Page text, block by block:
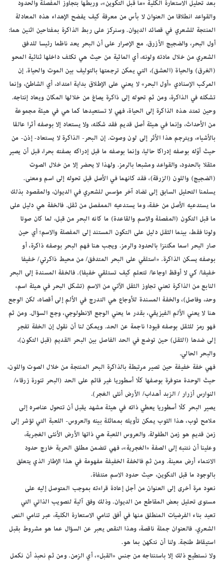
بعد تحليل الاستعارة الكلية «ما قبل التكوين»، وربطها بتجاوز المفصلة والحدود
والقواعد انطلاقا من العنوان لا بأس من معرفة كيف يفضح الإهداء هذه المعادلة
المنتجة للشعري في قصائد الديوان. وسنركز على ربط الذاكرة بمفتاحين اثنين هما:
أول البحر، والضجيج الأزرق. مع الإصرار على أن البحر يعد ناظما رئيسا للدفق
الشعري من خلال مادته ولونه، أي المائية من حيث هي تكثف داخلها ثنائية المحو
(الغرق) والحياة (العشق)، التي يمكن ترجمتها بالتوليف بين الموت والحياة. إن
المركب الإسنادي «أول البحر» لا يعني على الإطلاق بداية امتداد، أي الشاطئ، وإنما
تشكله في الذاكرة، ومن ثم تحوله إلى ذاكرة يصاغ من خلالها المكان ويعاد إنتاجه.
وحين تمتد هذه الذاكرة إلى الحياة، فهي لا تستعيدها كما هي في هيئة مجموعة
من الأحداث، وإنما في هيئة أصل قديم فقد شكله، ولا يستعاد إلا بوصفه أثرا عالقا
بالأشياء، ويترجم هذا الأثر إلى لون وصوت. إن البحر- الذاكرة لا يستعاد- إذن- من
حيث أوّله بوصفه إدراكا حاليا، وإنما بوصفه ما قبل إدراكه بصفته بحرا، قبل أن يصير
مثقلا بالحدود، والقواعد ومشبعا بالرمز. ولهذا لا يحضر إلا من خلال الصوت
(الضجيج) واللون (الزرقة)، فقد كانهما في الأصل قبل تحوله إلى اسم ومعنى.
يسلمنا التحليل السابق إلى تضاد آخر مؤسس للشعري في الديوان، والمقصود بذلك
ما يستدعيه الأصل من خفة، وما يستدعيه الممفصل من ثقل. فالخفة هي دليل على
ما قبل التكون (المفصلة والاسم والقاعدة) ما كانه البحر من قبل، لما كان صوتا
ولونا فقط، بينما الثقل دليل على التكون المستند إلى المفصلة والاسم؛ أي حين
صار البحر اسما مكتنزا بالحدود والرمز. ويجب هنا فهم البحر بوصفه ذاكرة، أو
بوصفه يسكن الذاكرة. «استلقي على البحر المتدفق/ من محيط ذاكرتي/ خفيفا
خفيفا/ كي لا أوقظ اوجاعا/ تتعلم كيف تستلقي خفيفا). فالخفة المسندة إلى البحر
النابع من الذاكرة تعني تجاوز الثقل الآتي من الاسم (تشكل البحر في هيئة اسم،
وحد، وفاصل)، والخفة المسندة للأوجاع هي التدرج في الألم إلى أقصاه، لكن الوجع
هنا لا يعني الألم الفيزيقي، بقدر ما يعني الوجع الانطولوجي، وجع السؤال. ومن ثم
فهو رمز للثقل بوصفه قيودا ناجمة عن الحد. ويمكن لنا أن نقول إن الخفة تفجر
إلى ضدها (الثقل) حين توضع في الحد الفاصل بين البحر القديم (قبل التكون)،
والبحر الحالي.
فهي خفة خفيفة حين تصير مرتبطة بالذاكرة البحر المنتجة من خلال الصوت واللون،
حيث الوحدة متوفرة بوصفها كلّا أسطوريا غير قائم على الحد (البحر تنورة زرقاء/
النوارس أزرار / الزبد أهداب/ الأرض أنثى الغجر).
يصير البحر كلّا أسطوريا يعطي ذاته في هيئة مشهد يقبل أن تتحول عناصره إلى
ملامح ثوب، هذا الثوب يمكن تأويله بمماثلة بينه والعروس- اللعبة التي تؤشر إلى
زمن قديم هو زمن الطفولة. والعروس اللعبة هي ذاتها الأرض الأنثى الغجرية،
وعلينا أن نتنبه إلى الصفة «الغجرية»، فهي تتضمن مطلق الحرية خارج حدود
الانتماء أرض معينة. ومن ثم فالخفة الخفيفة مفهومة في هذا الإطار الذي يتعلق
بالوجود ما قبل التكوين، حيث حدود الاسم منتفاة.
نعود مرة أخرى إلى العنوان من أجل إعادة قراءته بموجب المتوصل إليه على
مستوى تحليل بعض المقاطع من الديوان. وذلك وفق آلية لتصويب الذاتي التي
تعيد بناء الفرضيات المنطلق منها في أفق تنامي الاستعارة الكلية، عبر تنامي النص
الشعري. فالعنوان جملة ناقصة، وهذا النقص يعبر عن السؤال عما هو مشروط بقبل
استيقاظ طنجة. ولنا أن نتكهن بما هو.
ولا نستطيع ذلك إلا باستنتاجه من جنس «القبل»، أي الزمن. ومن ثم نحبذ أن نكمل